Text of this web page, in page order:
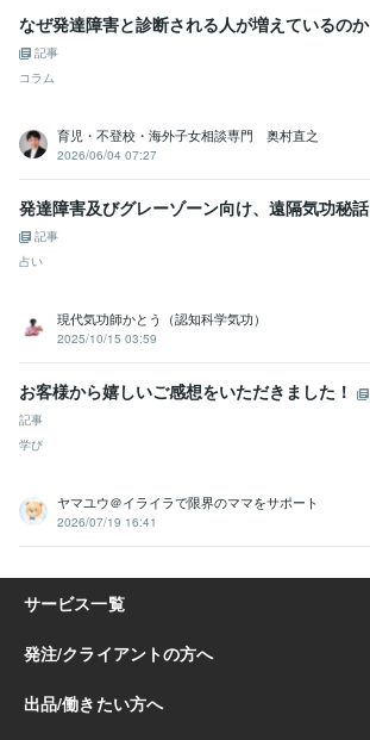
なぜ発達障害と診断される人が増えているのか
記事
コラム
育児・不登校・海外子女相談専門 奥村直之
2026/06/04 07:27
発達障害及びグレーゾーン向け、遠隔気功秘話
記事
占い
現代気功師かとう（認知科学気功）
2025/10/15 03:59
お客様から嬉しいご感想をいただきました！
記事
学び
ヤマユウ＠イライラで限界のママをサポート
2026/07/19 16:41